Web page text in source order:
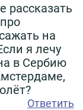
рассказать
на
я лечу
в Сербию
Ответить